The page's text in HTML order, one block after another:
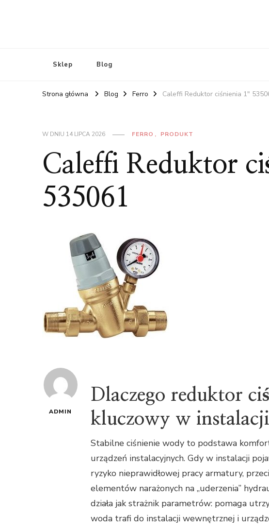
Sklep Blog
Strona główna Blog Ferro Caleffi Reduktor ciśnienia 1″
W DNIU 14 LIPCA 2026 FERRO PRODUKT
Caleffi Reduktor
535061
ADMIN
Dlaczego reduktor
kluczowy w
Stabilne ciśnienie wody to podstawa
urządzeń instalacyjnych. Gdy w instalacji
ryzyko nieprawidłowej pracy armatury,
elementów narażonych na „uderzenia”
działa jak strażnik parametrów: pomaga
woda trafi do instalacji wewnętrznej i